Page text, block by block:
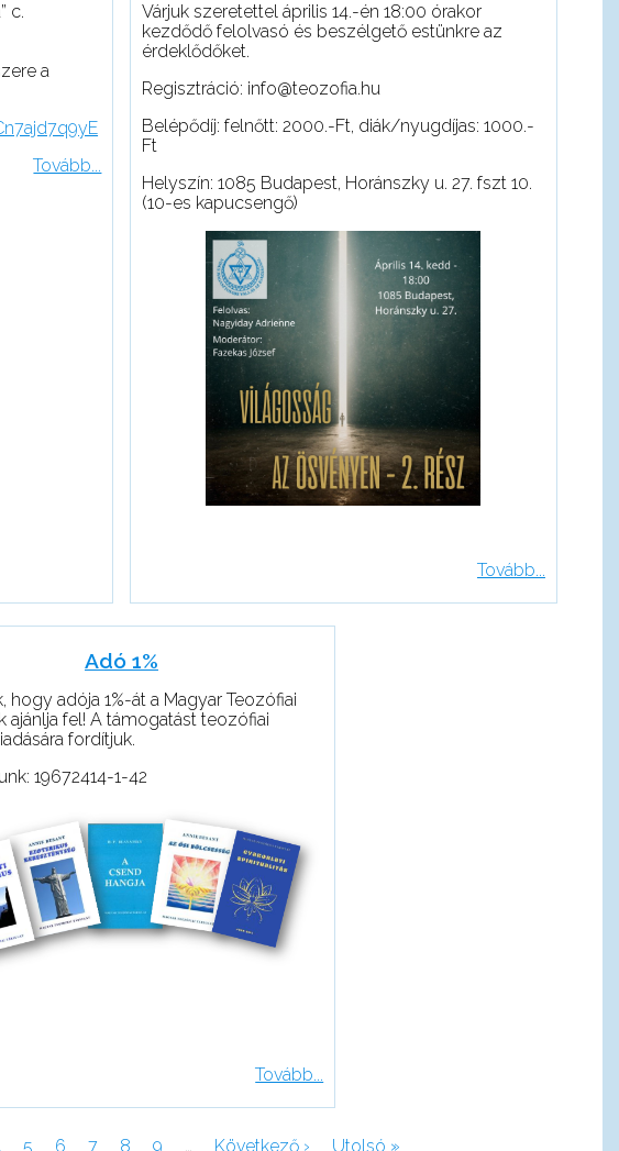
c.
a
Tovább...
Várjuk szeretettel április 14.-én 18:00 órakor
kezdődő felolvasó és beszélgető estünkre az
érdeklődőket.
Regisztráció: info@teozofia.hu
Belépődíj: felnőtt: 2000.-Ft, diák/nyugdíjas: 1000.-
Ft
Helyszín: 1085 Budapest, Horánszky u. 27. fszt 10.
(10-es kapucsengő)
Tovább...
Adó 1%
hogy adója 1%-át a Magyar Teozófiai
ajánlja fel! A támogatást teozófiai
fordítjuk.
19672414-1-42
Tovább...
Page
5 Page
6 Page
7 Page
8 Page
9 … Következő
Következő › Utolsó
Utolsó »